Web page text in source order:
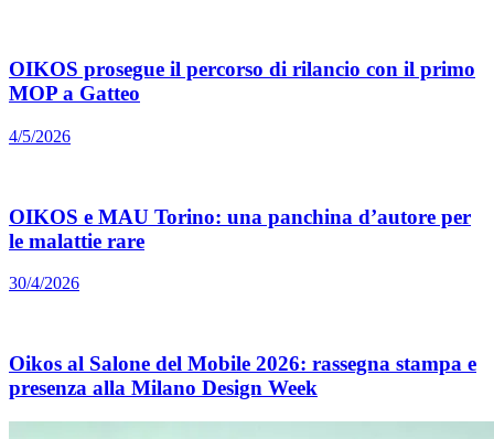
OIKOS prosegue il percorso di rilancio con il primo
MOP a Gatteo
4/5/2026
OIKOS e MAU Torino: una panchina d’autore per
le malattie rare
30/4/2026
Oikos al Salone del Mobile 2026: rassegna stampa e
presenza alla Milano Design Week